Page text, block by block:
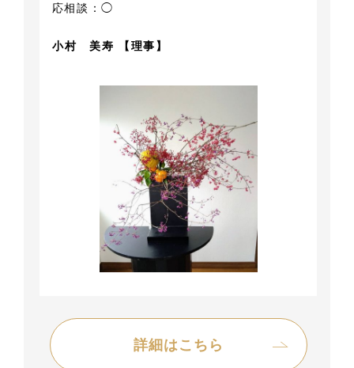
応相談：◯
小村 美寿 【理事】
詳細はこちら